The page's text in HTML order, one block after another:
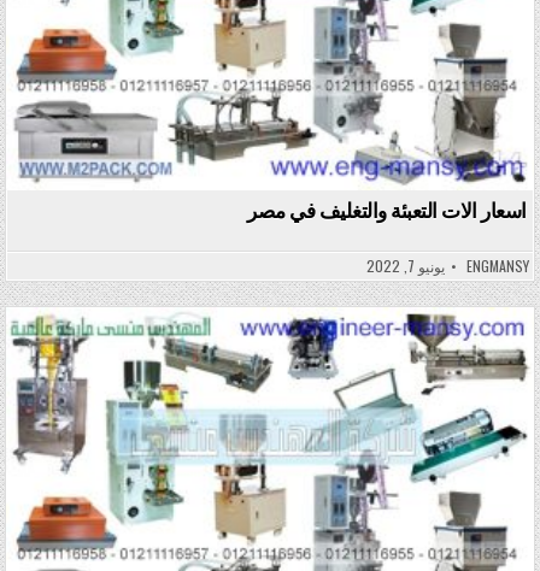
اسعار الات التعبئة والتغليف في مصر
ENGMANSY يونيو 7, 2022
Posted in